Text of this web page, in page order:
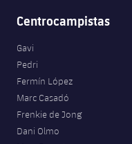
Centrocampistas
Gavi
Pedri
Fermín López
Marc Casadó
Frenkie de Jong
Dani Olmo